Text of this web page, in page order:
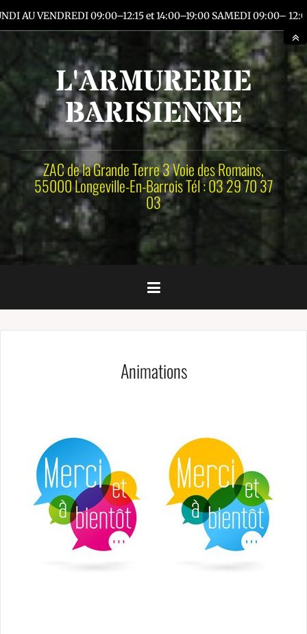
au
L'ARMURERIE
BARISIENNE
ZAC de la Grande Terre 3 Voie des Romains,
55000 Longeville-En-Barrois Tél : 03 29 70 37
03
Animations
AU VENDREDI 09:00–12:15 et 14:00–19:00 SAMEDI 09:00– 12:00